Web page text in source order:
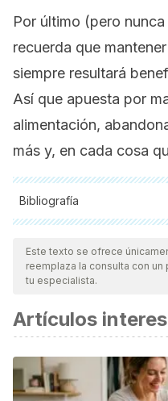
Por último (pero
recuerda que
siempre resultará
Así que apuesta por
alimentación,
más y, en cada cosa
Bibliografía
Todas las fuentes citadas
nuestro equipo, para
vigencia y validez.La
científica.
Descotes, J. (2014).
Toxicology: Third Edition.
https://doi.org/10.1017/
Este texto se ofrece
reemplaza la consulta con
tu especialista.
Artículos